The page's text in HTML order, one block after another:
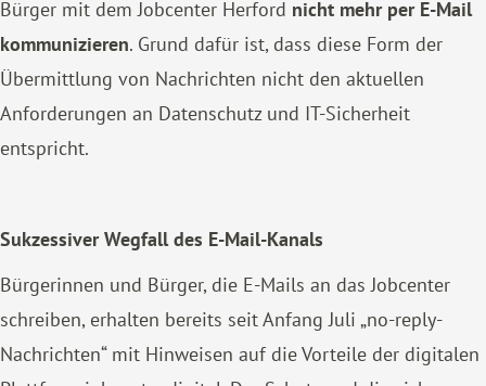
Bürger mit dem Jobcenter Herford nicht mehr per E-Mail
kommunizieren. Grund dafür ist, dass diese Form der
Übermittlung von Nachrichten nicht den aktuellen
Anforderungen an Datenschutz und IT-Sicherheit
entspricht.
Sukzessiver Wegfall des E-Mail-Kanals
Bürgerinnen und Bürger, die E-Mails an das Jobcenter
schreiben, erhalten bereits seit Anfang Juli „no-reply-
Nachrichten“ mit Hinweisen auf die Vorteile der digitalen